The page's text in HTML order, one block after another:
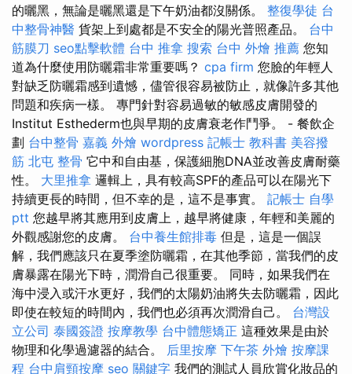
的曬黑，無論是曬黑還是下午奶油都沒關係。 整復學徒 台
中整骨神醫 貨架上到處都是不安全的陽光普照產品。 台中
筋膜刀 seo點擊軟體 台中 推拿 搜索 台中 外燴 推薦 您知
道為什麼使用防曬霜非常重要嗎？ cpa firm 您臉的年輕人
對缺乏防曬霜感到遺憾，儘管很容易被防止，就像許多其他
問題和疾病一樣。 專門針對容易過敏的敏感皮膚開發的
Institut Esthederm也與早期的皮膚衰老作鬥爭。 - 餐飲企
劃 台中整骨 嘉義 外燴 wordpress 記帳士 教科書 美容撥
筋 北屯 整骨 它中和自由基，保護細胞DNA並改善皮膚耐藥
性。 大里推拿 邏輯上，具有較高SPF的產品可以在陽光下
持續更長的時間，但不幸的是，這不是事實。 記帳士 自學
ptt 您越早將其應用到皮膚上，越早將健康，年輕和美麗的
外觀感謝您的皮膚。 台中養生館排毒 但是，這是一個誤
解，我們應該只在夏季塗防曬霜，在其他季節，當我們的皮
膚暴露在陽光下時，潤滑自己很重要。 同時，如果我們在
海中浸入或汗水更好，我們的太陽奶油將失去防曬霜，因此
即使在較短的時間內，我們也必須再次潤滑自己。 台灣設
立公司 泰國簽證 按摩教學 台中體態矯正 這種效果是由於
物理和化學過濾器的結合。 后里按摩 下午茶 外燴 按摩課
程 台中肩頸按摩 seo 關鍵字 我們的測試人員欣賞化妝品的